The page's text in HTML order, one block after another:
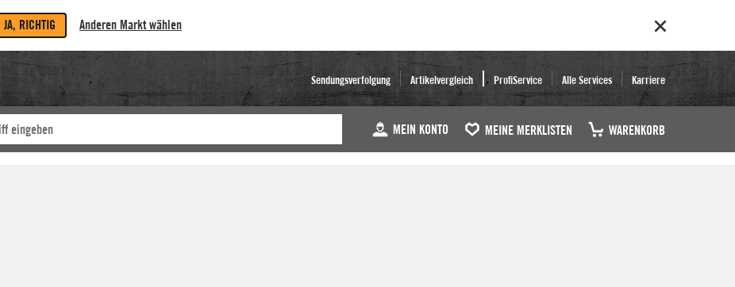
JA, RICHTIG Anderen Markt wählen
Sendungsverfolgung Artikelvergleich ProfiService Alle Services Karriere
MEIN KONTO MEINE MERKLISTEN WARENKORB